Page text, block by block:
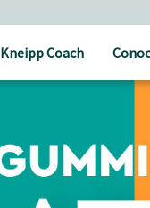
Kneipp Coach